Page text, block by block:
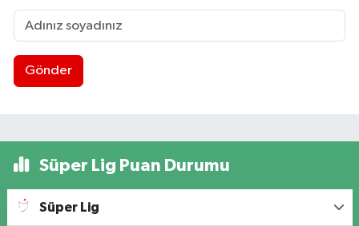
Gönder
Süper Lig Puan Durumu
Süper Lig